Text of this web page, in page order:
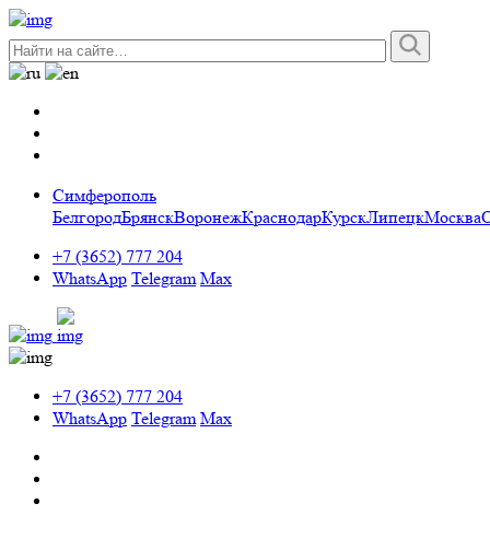
Симферополь
БелгородБрянскВоронежКраснодарКурскЛипецкМосква
+7 (3652) 777 204
WhatsApp Telegram Max
+7 (3652) 777 204
WhatsApp Telegram Max